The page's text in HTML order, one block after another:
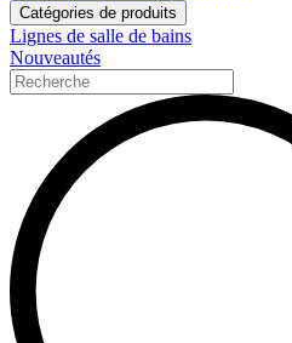
Catégories de produits
Lignes de salle de bains
Nouveautés